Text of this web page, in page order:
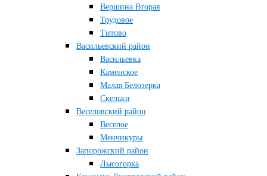
Вершина Вторая
Трудовое
Титово
Васильевский район
Васильевка
Каменское
Малая Белозерка
Скельки
Веселовский район
Веселое
Менчикуры
Запорожский район
Лысогорка